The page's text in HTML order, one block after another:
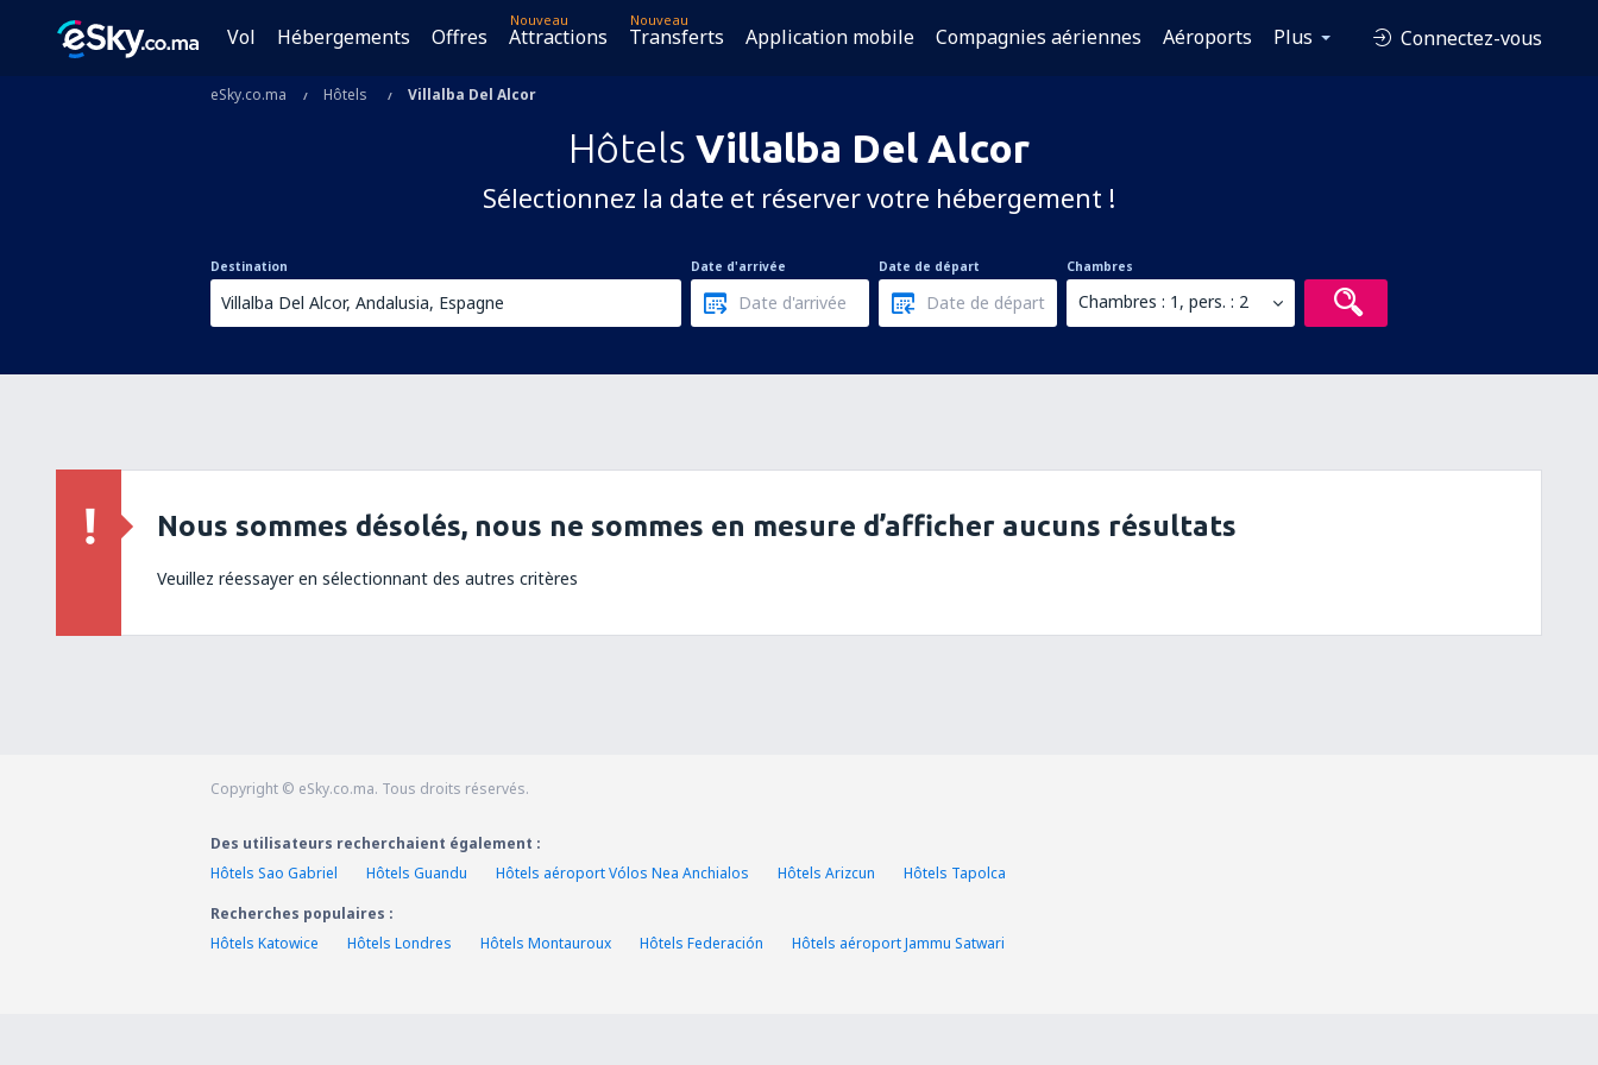
Vol Hébergements Offres
Nouveau
Attractions
Nouveau
Transferts Application mobile Compagnies aériennes Aéroports Plus Connectez-vous
eSky.co.ma Hôtels Villalba Del Alcor
Hôtels Villalba Del Alcor
Sélectionnez la date et réserver votre hébergement !
Destination Date d'arrivée Date de départ Chambres
Chambres : 1, pers. : 2
Nous sommes désolés, nous ne sommes en mesure d’afficher aucuns résultats
Veuillez réessayer en sélectionnant des autres critères
Copyright © eSky.co.ma. Tous droits réservés.
Des utilisateurs recherchaient également :
Hôtels Sao Gabriel
Hôtels Guandu Hôtels aéroport Vólos Nea Anchialos Hôtels Arizcun
Hôtels Tapolca
Recherches populaires :
Hôtels Katowice
Hôtels Londres Hôtels Montauroux Hôtels Federación Hôtels aéroport Jammu Satwari